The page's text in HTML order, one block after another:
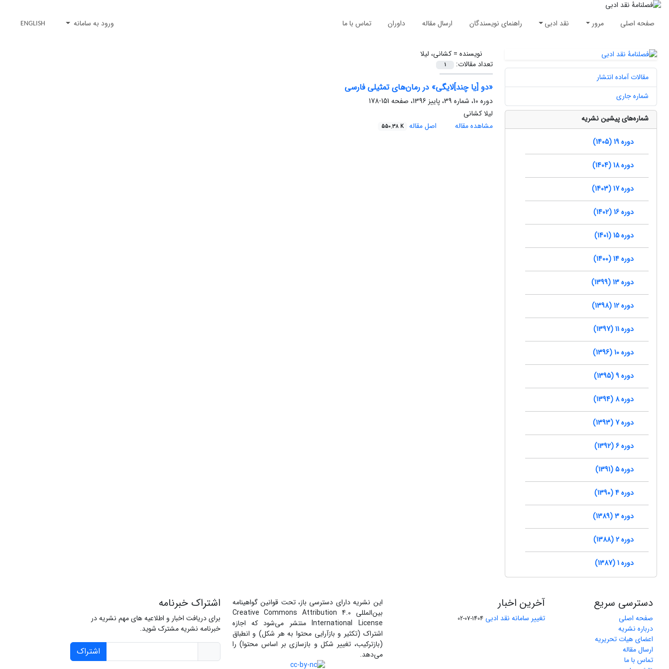
صفحه اصلی مرور نقد ادبی راهنمای نویسندگان ارسال مقاله داوران تماس با ما ورود به سامانه ENGLISH
نویسنده =کشانی، لیلا
تعداد مقالات:
1
«دو [یا چند]لایگی» در رمان‌های تمثیلی فارسی
دوره 10، شماره 39، پاییز 1396، صفحه
151-178
لیلا کشانی
مشاهده مقاله
اصل مقاله 550.38 K
مقالات آماده انتشار
شماره جاری
شماره‌های پیشین نشریه
دوره 19 (1405)
دوره 18 (1404)
دوره 17 (1403)
دوره 16 (1402)
دوره 15 (1401)
دوره 14 (1400)
دوره 13 (1399)
دوره 12 (1398)
دوره 11 (1397)
دوره 10 (1396)
دوره 9 (1395)
دوره 8 (1394)
دوره 7 (1393)
دوره 6 (1392)
دوره 5 (1391)
دوره 4 (1390)
دوره 3 (1389)
دوره 2 (1388)
دوره 1 (1387)
دسترسی سریع
صفحه اصلی
درباره نشریه
اعضای هیات تحریریه
ارسال مقاله
تماس با ما
آخرین اخبار
تغییر سامانه نقد ادبی 1404-07-02
این نشریه دارای دسترسی باز، تحت قوانین گواهینامه
بین‌المللی Creative Commons Attribution 4.0
International License منتشر می‌شود که اجازه
اشتراک (تکثیر و بازآرایی محتوا به هر شکل) و انطباق
(بازترکیب، تغییر شکل و بازسازی بر اساس محتوا) را
می‌دهد.
اشتراک خبرنامه
برای دریافت اخبار و اطلاعیه های مهم نشریه در
خبرنامه نشریه مشترک شوید.
اشتراک